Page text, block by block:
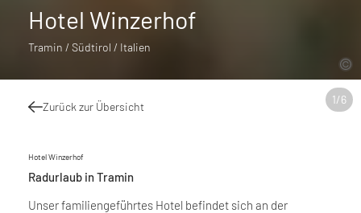
1/6
Hotel Winzerhof
Tramin / Südtirol / Italien
Zurück zur Übersicht
Hotel Winzerhof
Radurlaub in Tramin
Unser familiengeführtes Hotel befindet sich an der